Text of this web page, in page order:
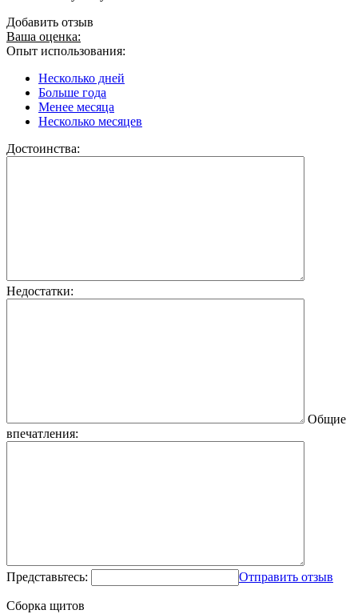
Добавить отзыв
Ваша оценка:
Опыт использования:
Несколько дней
Больше года
Менее месяца
Несколько месяцев
Достоинства:
Недостатки:
Общие
впечатления:
Представьтесь: Отправить отзыв
Сборка щитов